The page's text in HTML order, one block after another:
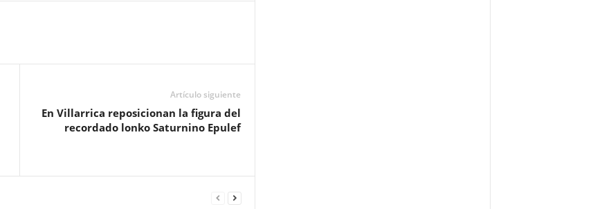
Artículo siguiente
En Villarrica reposicionan la figura del
recordado lonko Saturnino Epulef